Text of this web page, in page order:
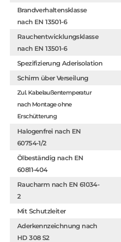
Brandverhaltensklasse
nach EN 13501-6
Rauchentwicklungsklasse
nach EN 13501-6
Spezifizierung Aderisolation
Schirm über Verseilung
Zul. Kabelaußentemperatur
nach Montage ohne
Erschütterung
Halogenfrei nach EN
60754-1/2
Ölbeständig nach EN
60811-404
Raucharm nach EN 61034-
2
Mit Schutzleiter
Aderkennzeichnung nach
HD 308 S2